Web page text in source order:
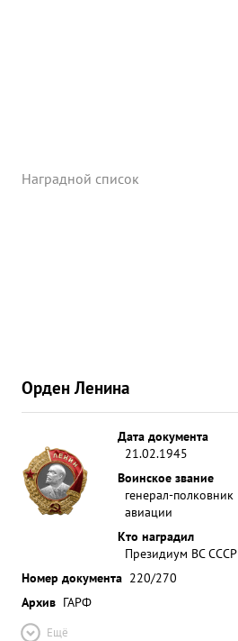
Наградной список
Орден Ленина
Дата документа
21.02.1945
Воинское звание
генерал-полковник
авиации
Кто наградил
Президиум ВС СССР
Номер документа 220/270
Архив ГАРФ
Ещё